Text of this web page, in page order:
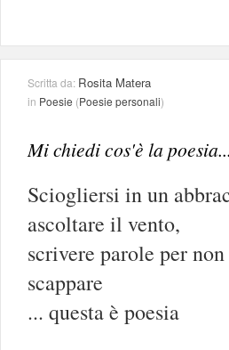
Scritta da: Rosita Matera
in Poesie (Poesie personali)
Mi chiedi cos'è la poesia...
Sciogliersi in un
ascoltare il vento,
scrivere parole per
scappare
... questa è poesia